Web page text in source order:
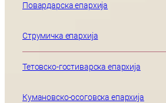
Повардарска епархија
Струмичка епархија
Тетовско-гостиварска епархија
Кумановско-осоговска епархија